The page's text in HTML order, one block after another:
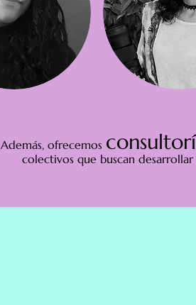
Además, ofrecemos
colectivos que buscan